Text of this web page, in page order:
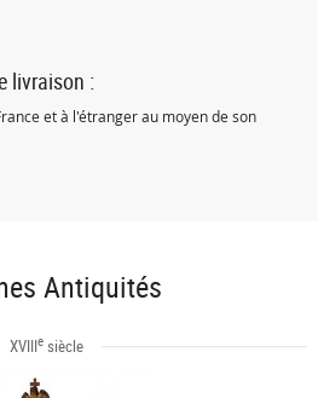
livraison :
et à l'étranger au moyen de son
Antiquités
XVIIIe siècle